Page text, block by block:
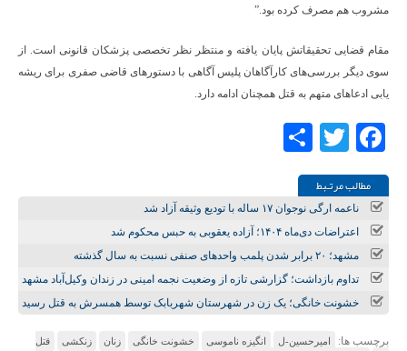
مشروب هم مصرف کرده بود.”
مقام قضایی تحقیقاتش پایان یافته و منتظر نظر تخصصی پزشکان قانونی است. از
سوی دیگر بررسی‌های کارآگاهان پلیس آگاهی با دستورهای قاضی صفری برای ریشه
یابی ادعاهای متهم به قتل همچنان ادامه دارد.
Facebook
Twitter
مطالب مرتـبط
ناعمه ارگی نوجوان ۱۷ ساله با تودیع وثیقه آزاد شد
اعتراضات دی‌ماه ۱۴۰۴؛ آزاده یعقوبی به حبس محکوم شد
مشهد؛ ۲۰ برابر شدن پلمب واحدهای صنفی نسبت به سال گذشته
تداوم بازداشت؛ گزارشی تازه از وضعیت نجمه امینی در زندان وکیل‌آباد مشهد
خشونت خانگی؛ یک زن در شهرستان شهربابک توسط همسرش به قتل رسید
برچسب ها: امیرحسین-ل انگیزه ناموسی خشونت خانگی زنان زنکشی
قتل